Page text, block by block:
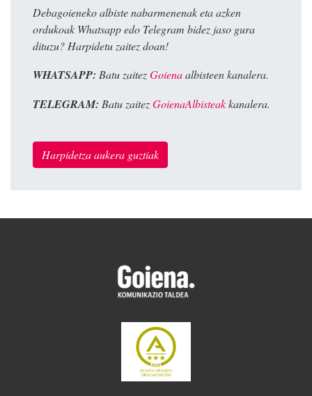
Debagoieneko albiste nabarmenenak eta azken
ordukoak Whatsapp edo Telegram bidez jaso gura
dituzu? Harpidetu zaitez doan!
WHATSAPP: Batu zaitezGoienaalbisteen kanalera.
TELEGRAM: Batu zaitezGoienaAlbisteakkanalera.
Harpidetza aukera guztiak